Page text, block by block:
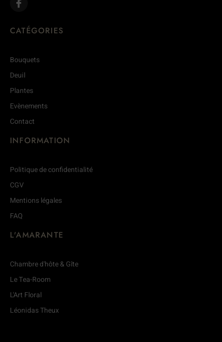
CATÉGORIES
Bouquets
Deuil
Plantes
Evènements
Contact
INFORMATION
Politique de confidentialité
CGV
Mentions légales
FAQ
L'AMARANTE
Chambre d'hôte & Gîte
Le Tea-Room
L'Art Floral
Léonidas Theux